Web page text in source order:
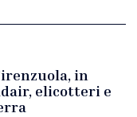
in
elicotteri e